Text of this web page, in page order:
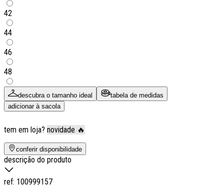
42
44
46
48
descubra o tamanho ideal
tabela de medidas
adicionar à sacola
tem em loja? novidade 🔥
conferir disponibilidade
descrição do produto
ref: 100999157